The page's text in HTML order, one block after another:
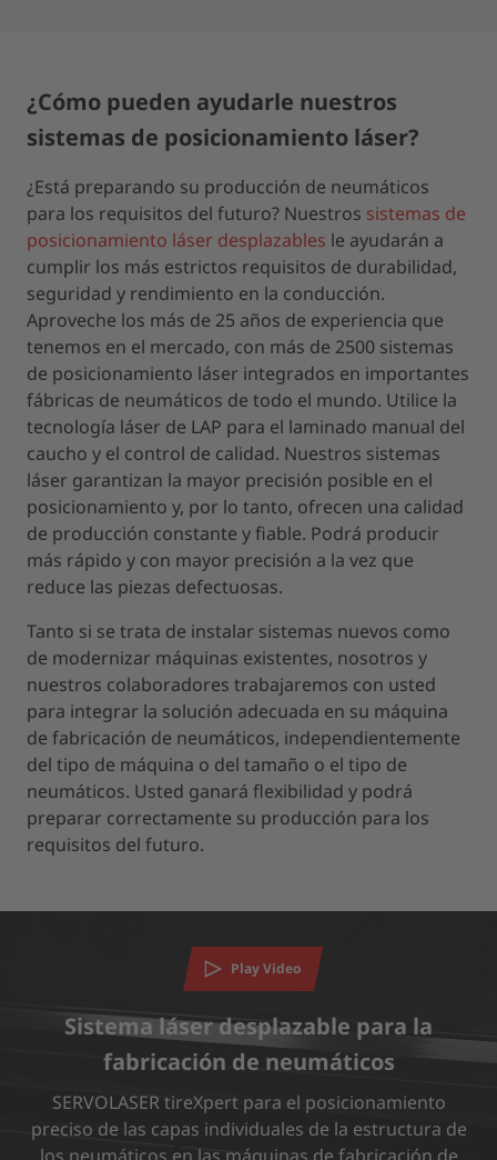
¿Cómo pueden ayudarle nuestros
sistemas de posicionamiento láser?
¿Está preparando su producción de neumáticos
para los requisitos del futuro? Nuestros sistemas de
posicionamiento láser desplazables le ayudarán a
cumplir los más estrictos requisitos de durabilidad,
seguridad y rendimiento en la conducción.
Aproveche los más de 25 años de experiencia que
tenemos en el mercado, con más de 2500 sistemas
de posicionamiento láser integrados en importantes
fábricas de neumáticos de todo el mundo. Utilice la
tecnología láser de LAP para el laminado manual del
caucho y el control de calidad. Nuestros sistemas
láser garantizan la mayor precisión posible en el
posicionamiento y, por lo tanto, ofrecen una calidad
de producción constante y fiable. Podrá producir
más rápido y con mayor precisión a la vez que
reduce las piezas defectuosas.
Tanto si se trata de instalar sistemas nuevos como
de modernizar máquinas existentes, nosotros y
nuestros colaboradores trabajaremos con usted
para integrar la solución adecuada en su máquina
de fabricación de neumáticos, independientemente
del tipo de máquina o del tamaño o el tipo de
neumáticos. Usted ganará flexibilidad y podrá
preparar correctamente su producción para los
requisitos del futuro.
Necesitamos su consentimiento para cargar
el servicio YouTube Video.
Utilizamos un servicio de terceros para incrustar contenido
de vídeo que puede recopilar datos sobre su actividad. Le
rogamos que revise los detalles y acepte el servicio para ver
este vídeo.
Play Video
Sistema láser desplazable para la
fabricación de neumáticos
SERVOLASER tireXpert para el posicionamiento
preciso de las capas individuales de la estructura de